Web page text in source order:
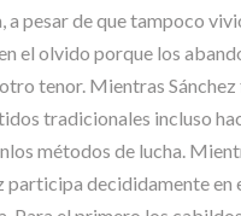
pesar de que tampoco
el olvido porque los
tenor. Mientras
tradicionales incluso
métodos de lucha.
decididamente